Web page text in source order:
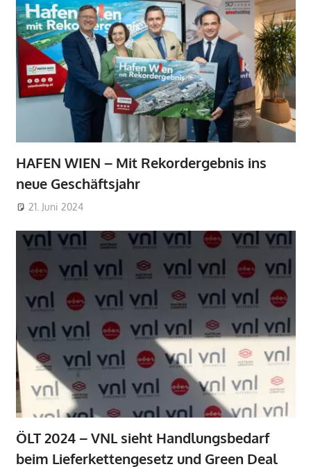
HAFEN WIEN – Mit Rekordergebnis ins
neue Geschäftsjahr
21. Juni 2024
ÖLT 2024 – VNL sieht Handlungsbedarf
beim Lieferkettengesetz und Green Deal